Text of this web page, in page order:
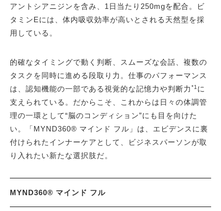
アントシアニジンを含み、1日当たり250mgを配合。ビ
タミンEには、体内吸収効率が高いとされる天然型を採
用している。
的確なタイミングで動く判断、スムーズな会話、複数の
タスクを同時に進める段取り力。仕事のパフォーマンス
は、認知機能の一部である視覚的な記憶力や判断力 *1 に
支えられている。だからこそ、これからは日々の体調管
理の一環として“脳のコンディション”にも目を向けた
い。「MYND360® マインド フル」は、エビデンスに裏
付けられたインナーケアとして、ビジネスパーソンが取
り入れたい新たな選択肢だ。
MYND360® マインド フル